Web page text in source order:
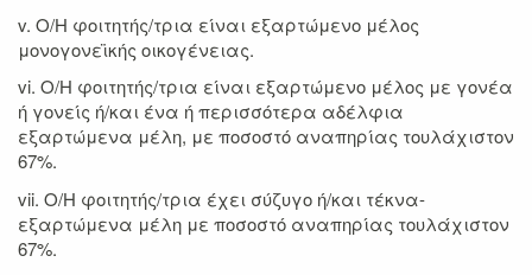
v. Ο/Η φοιτητής/τρια είναι εξαρτώμενο μέλος
μονογονεϊκής οικογένειας.
vi. Ο/Η φοιτητής/τρια είναι εξαρτώμενο μέλος με γονέα
ή γονείς ή/και ένα ή περισσότερα αδέλφια
εξαρτώμενα μέλη, με ποσοστό αναπηρίας τουλάχιστον
67%.
vii. Ο/Η φοιτητής/τρια έχει σύζυγο ή/και τέκνα-
εξαρτώμενα μέλη με ποσοστό αναπηρίας τουλάχιστον
67%.